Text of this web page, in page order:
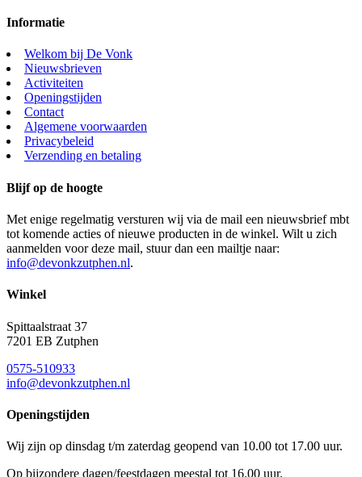
Informatie
Welkom bij De Vonk
Nieuwsbrieven
Activiteiten
Openingstijden
Contact
Algemene voorwaarden
Privacybeleid
Verzending en betaling
Blijf op de hoogte
Met enige regelmatig versturen wij via de mail een nieuwsbrief mbt
tot komende acties of nieuwe producten in de winkel. Wilt u zich
aanmelden voor deze mail, stuur dan een mailtje naar:
info@devonkzutphen.nl.
Winkel
Spittaalstraat 37
7201 EB Zutphen
0575-510933
info@devonkzutphen.nl
Openingstijden
Wij zijn op dinsdag t/m zaterdag geopend van 10.00 tot 17.00 uur.
Op bijzondere dagen/feestdagen meestal tot 16.00 uur.